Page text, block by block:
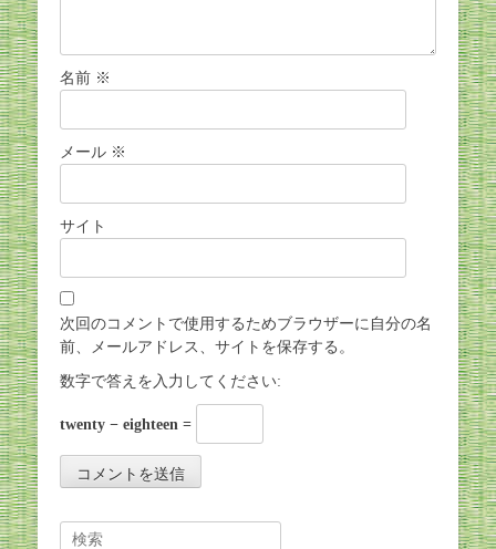
名前 ※
メール ※
サイト
次回のコメントで使用するためブラウザーに自分の名
前、メールアドレス、サイトを保存する。
数字で答えを入力してください:
twenty − eighteen =
Search